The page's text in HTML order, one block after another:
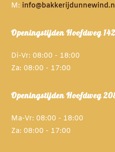
M:
Openingstijden Hoofdweg 142
Di-Vr: 08:00 - 18:00
Za: 08:00 - 17:00
Openingstijden Hoofdweg
Ma-Vr: 08:00 - 18:00
Za: 08:00 - 17:00